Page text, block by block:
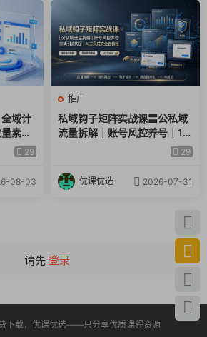
域计
素材
品全套
29
08-03
推广
私域钩子矩阵实战课〓公私域
流量拆解｜账号风控养号｜18
类引流钩子｜AI工具成交全套
29
优课优选 2026-07-31
请先 登录
下载，优课优选——只分享优质课程资源